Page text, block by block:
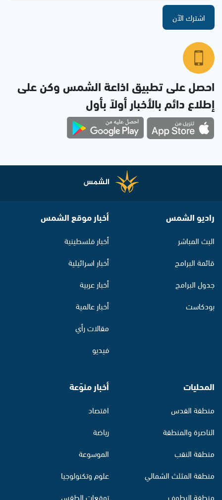
اشترك الآن
احصل على تطبيق اذاعة الشمس وكن على
إطلاع دائم بالأخبار أولاً بأول
راديو الشمس
البث المباشر
قائمة البرامج
جدول البرامج
بودكاست
أخبار موقع الشمس
أخبار فلسطينية
أخبار اسرائيلية
أخبار عربية
أخبار عالمية
مقالات رأي
فيديو
المحليات
منطقة القدس
الناصرة والمنطقة
منطقة النقب
منطقة المثلث الشمالي
منطقة البطوف
أخبار منوّعة
اقتصاد
رياضة
الموسوعة
علوم وتكنولوجيا
توقعات الطقس